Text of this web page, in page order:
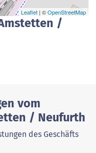
Leaflet | ©OpenStreetMap
/
vom
/ Neufurth
des Geschäfts